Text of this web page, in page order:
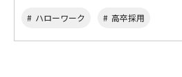
ハローワーク 高卒採用